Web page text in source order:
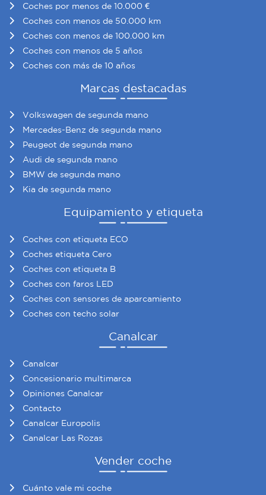
Coches por menos de 10.000 €
Coches con menos de 50.000 km
Coches con menos de 100.000 km
Coches con menos de 5 años
Coches con más de 10 años
Marcas destacadas
Volkswagen de segunda mano
Mercedes-Benz de segunda mano
Peugeot de segunda mano
Audi de segunda mano
BMW de segunda mano
Kia de segunda mano
Equipamiento y etiqueta
Coches con etiqueta ECO
Coches etiqueta Cero
Coches con etiqueta B
Coches con faros LED
Coches con sensores de aparcamiento
Coches con techo solar
Canalcar
Canalcar
Concesionario multimarca
Opiniones Canalcar
Contacto
Canalcar Europolis
Canalcar Las Rozas
Vender coche
Cuánto vale mi coche